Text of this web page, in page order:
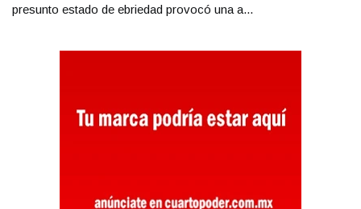
presunto estado de ebriedad provocó una a...